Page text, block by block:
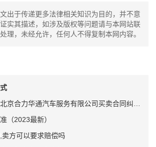
出于传递更多法律相关知识为目的，并不意
实其描述，如涉及版权等问题请与本网站联
理，未经允许，任何人不得复制本网内容。
指导案例：张莉诉北京合力华通汽车服务有限公司买卖合同纠纷案
（2023最新）
方可以要求赔偿吗